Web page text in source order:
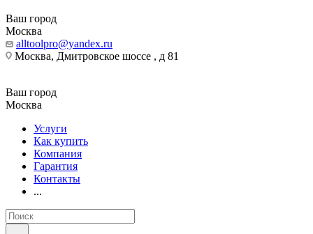
Ваш город
Москва
alltoolpro@yandex.ru
Москва, Дмитровское шоссе , д 81
Ваш город
Москва
Услуги
Как купить
Компания
Гарантия
Контакты
...